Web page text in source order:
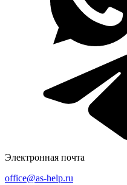
Электронная почта
office@as-help.ru